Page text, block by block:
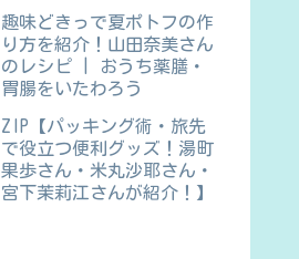
趣味どきっで夏ポトフの作
り方を紹介！山田奈美さん
のレシピ | おうち薬膳・
胃腸をいたわろう
ZIP【パッキング術・旅先
で役立つ便利グッズ！湯町
果歩さん・米丸沙耶さん・
宮下茉莉江さんが紹介！】